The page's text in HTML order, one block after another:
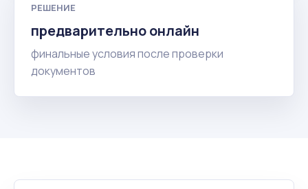
РЕШЕНИЕ
предварительно онлайн
финальные условия после проверки
документов